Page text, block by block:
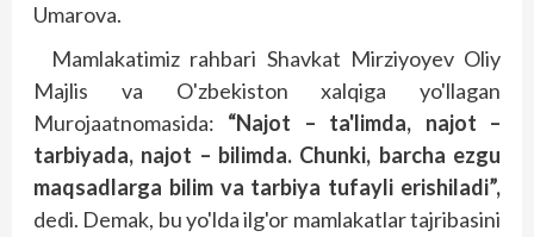
Umarova.
Mamlakatimiz rahbari Shavkat Mirziyoyev Oliy
Majlis va O'zbekiston xalqiga yo'llagan
Murojaatnomasida: “Najot – ta'limda, najot –
tarbiyada, najot – bilimda. Chunki, barcha ezgu
maqsadlarga bilim va tarbiya tufayli erishiladi”,
dedi. Demak, bu yo'lda ilg'or mamlakatlar tajribasini